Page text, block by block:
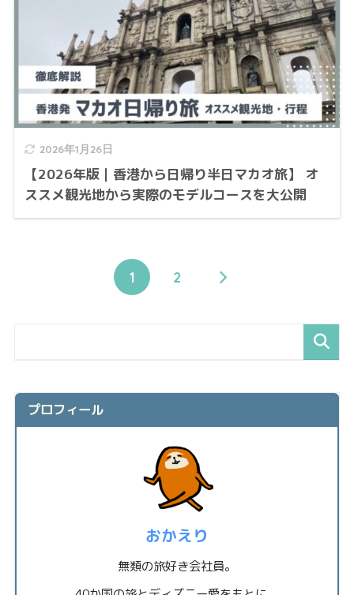
2026年1月26日
【2026年版｜香港から日帰り半日マカオ旅】 オ
ススメ観光地から実際のモデルコースを大公開
1 2
プロフィール
おかえり
無類の旅好き会社員。